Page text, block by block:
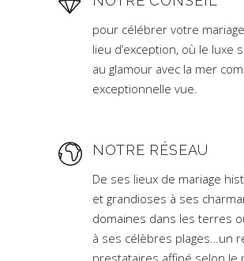
pour célébrer votre
lieu d’exception, où le luxe
au glamour avec la mer
exceptionnelle vue.
NOTRE RÉSEAU
De ses lieux de mariage
et grandioses à ses
domaines dans les terres
à ses célèbres plages…un
prestataires affiné selon le